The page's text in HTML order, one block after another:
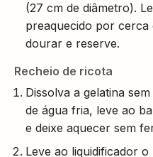
(27 cm de diâmetro).
preaquecido por cerca
dourar e reserve.
Recheio de ricota
Dissolva a gelatina
de água fria, leve ao
e deixe aquecer sem
Leve ao liquidificador